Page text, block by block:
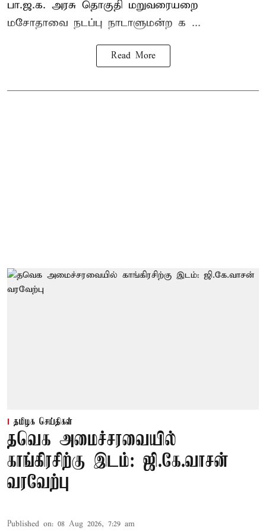
பா.ஜ.க. அரசு தொகுதி மறுவரையறை
மசோதாவை நடப்பு நாடாளுமன்ற க ...
Read More
தமிழக செய்திகள்
தவெக அமைச்சரவையில்
காங்கிரசிற்கு இடம்: ஜி.கே.வாசன்
வரவேற்பு
Published on: 08 Aug 2026, 7:29 am